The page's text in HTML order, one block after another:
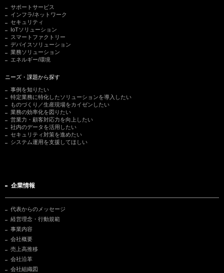
サポートサービス
インフラ/ネットワーク
セキュリティ
IoTソリューション
スマートファクトリー
デバイスソリューション
業務ソリューション
エネルギー/環境
ニーズ・課題から探す
事例を知りたい
特定業務に特化したソリューションを導入したい
ものづくり／生産現場をカイゼンしたい
業務の効率化を図りたい
営業力・顧客対応力を向上したい
社内のデータを活用したい
セキュリティ対策を進めたい
システム運用を支援してほしい
企業情報
代表からのメッセージ
経営理念・行動規範
事業内容
会社概要
売上高推移
会社沿革
会社組織図